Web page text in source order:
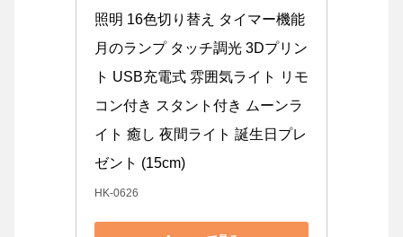
照明 16色切り替え タイマー機能
月のランプ タッチ調光 3Dプリン
ト USB充電式 雰囲気ライト リモ
コン付き スタント付き ムーンラ
イト 癒し 夜間ライト 誕生日プレ
ゼント (15cm)
HK-0626